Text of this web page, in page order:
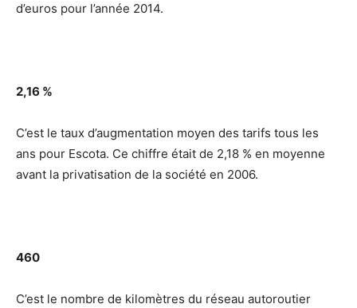
d’euros pour l’année 2014.
2,16 %
C’est le taux d’augmentation moyen des tarifs tous les
ans pour Escota. Ce chiffre était de 2,18 % en moyenne
avant la privatisation de la société en 2006.
460
C’est le nombre de kilomètres du réseau autoroutier